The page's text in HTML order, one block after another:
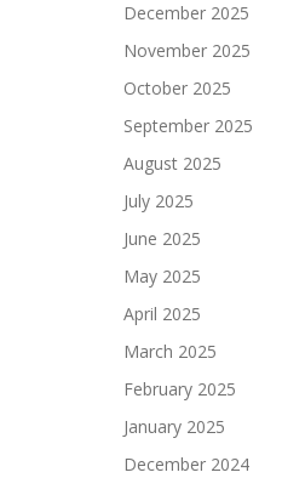
December 2025
November 2025
October 2025
September 2025
August 2025
July 2025
June 2025
May 2025
April 2025
March 2025
February 2025
January 2025
December 2024